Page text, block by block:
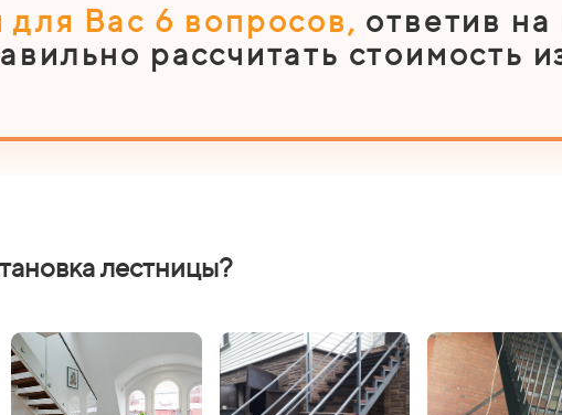
Вас 6 вопросов, ответив
рассчитать стоимость
лестницы?